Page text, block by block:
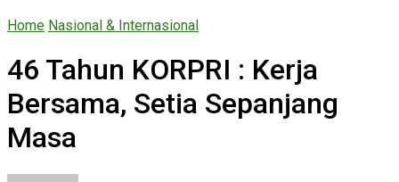
Home Nasional & Internasional
46 Tahun KORPRI : Kerja
Bersama, Setia Sepanjang
Masa